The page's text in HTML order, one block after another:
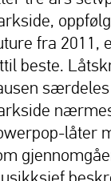
fra 2011,
beste.
låter